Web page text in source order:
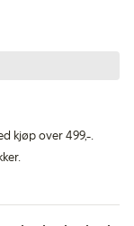
kjøp over 499,-.